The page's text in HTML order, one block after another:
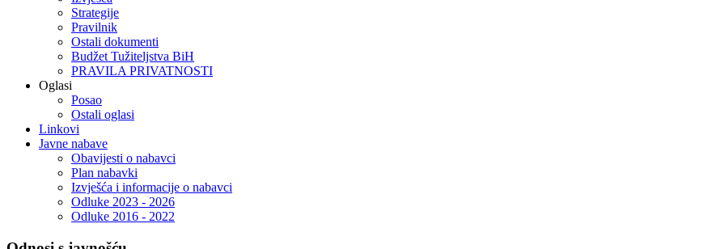
Strategije
Pravilnik
Ostali dokumenti
Budžet Tužiteljstva BiH
PRAVILA PRIVATNOSTI
Oglasi
Posao
Ostali oglasi
Linkovi
Javne nabave
Obavijesti o nabavci
Plan nabavki
Izvješća i informacije o nabavci
Odluke 2023 - 2026
Odluke 2016 - 2022